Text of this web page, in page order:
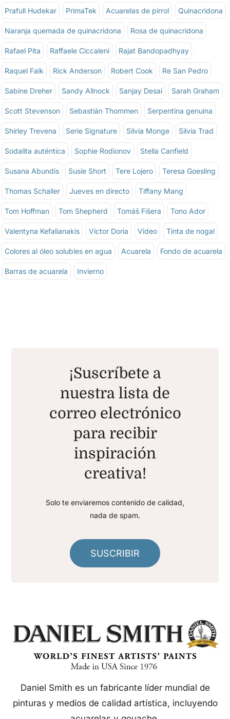
Prafull Hudekar PrimaTek Acuarelas de pirrol Quinacridona
Naranja quemada de quinacridona Rosa de quinacridona
Rafael Pita Raffaele Ciccaleni Rajat Bandopadhyay
Raquel Falk Rick Anderson Robert Cook Re San Pedro
Sabine Dreher Sandy Allnock Sanjay Desai Sarah Graham
Scott Stevenson Sebastián Thommen Serpentina genuina
Shirley Trevena Serie Signature Silvia Monge Silvia Trad
Sodalita auténtica Sophie Rodionov Stella Canfield
Susana Abundis Susie Short Tere Lojero Teresa Goesling
Thomas Schaller Jueves en directo Tiffany Mang
Tom Hoffman Tom Shepherd Tomáš Fišera Tono Ador
Valentyna Kefalianakis Víctor Doria Video Tinta de nogal
Colores al óleo solubles en agua Acuarela Fondo de acuarela
Barras de acuarela Invierno
¡Suscríbete a
nuestra lista de
correo electrónico
para recibir
inspiración
creativa!
Solo te enviaremos contenido de calidad,
nada de spam.
SUSCRIBIR
Daniel Smith es un fabricante líder mundial de
pinturas y medios de calidad artística, incluyendo